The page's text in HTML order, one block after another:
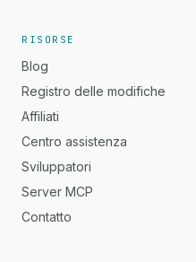
RISORSE
Blog
Registro delle modifiche
Affiliati
Centro assistenza
Sviluppatori
Server MCP
Contatto